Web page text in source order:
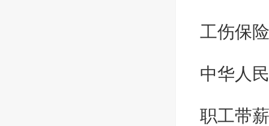
工伤保
中华人
职工带